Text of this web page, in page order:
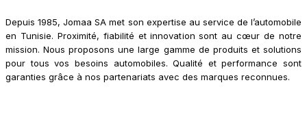
Depuis 1985, Jomaa SA met son expertise au service de l’automobile
en Tunisie. Proximité, fiabilité et innovation sont au cœur de notre
mission. Nous proposons une large gamme de produits et solutions
pour tous vos besoins automobiles. Qualité et performance sont
garanties grâce à nos partenariats avec des marques reconnues.